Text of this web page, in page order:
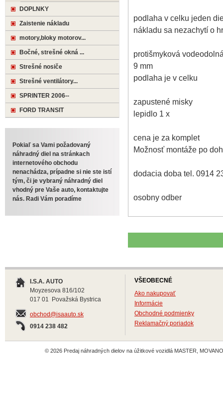
podlaha v celku jeden
nákladu sa nezachytí o
protišmyková
9 mm
podlaha je v celku
zapustené misky
lepidlo 1 x
cena je za komplet
Možnosť montáže po
dodacia doba tel. 0914
osobny odber
DOPLNKY
Zaistenie nákladu
motory,bloky motorov...
Bočné, strešné okná ...
Strešné nosiče
Strešné ventilátory...
SPRINTER 2006--
FORD TRANSIT
Pokiaľ sa Vami požadovaný
náhradný diel na stránkach
internetového obchodu
nenachádza, prípadne si nie ste istí
tým, či je vybraný náhradný diel
vhodný pre Vaše auto, kontaktujte
nás. Radi Vám poradíme
I.S.A. AUTO
Moyzesova 816/102
017 01 Považská Bystrica
obchod@isaauto.sk
0914 238 482
VŠEOBECNÉ
Ako nakupovať
Informácie
Obchodné podmienky
Reklamačný poriadok
© 2026 Predaj náhradných dielov na úžitkové vozidlá MASTER,